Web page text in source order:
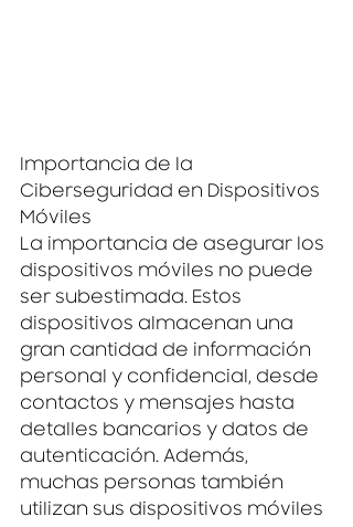
Importancia de la
Ciberseguridad en Dispositivos
Móviles
La importancia de asegurar los
dispositivos móviles no puede
ser subestimada. Estos
dispositivos almacenan una
gran cantidad de información
personal y confidencial, desde
contactos y mensajes hasta
detalles bancarios y datos de
autenticación. Además,
muchas personas también
utilizan sus dispositivos móviles